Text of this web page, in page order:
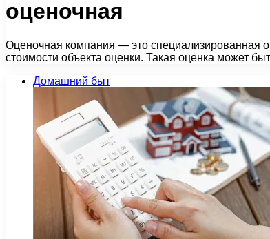
оценочная
Оценочная компания — это специализированная
стоимости объекта оценки. Такая оценка может
Домашний быт